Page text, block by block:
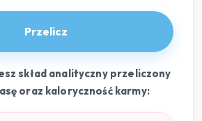
Przelicz
skład analityczny przeliczony
oraz kaloryczność karmy: